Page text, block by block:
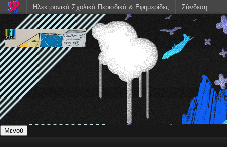
Μενού
Ηλεκτρονικά Σχολικά Περιοδικά & Εφημερίδες Σύνδεση